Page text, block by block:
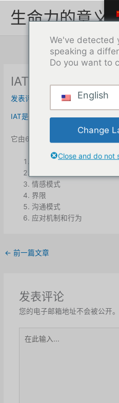
生命力的意义
IAT的6个组成部分
发表评论 / 作者： 最大
IAT是泰斯-吉布森/PDS的综合依
它由6个部分组成。
核心创伤和信仰模式
情感模式
界限
沟通模式
应对机制和行为
← 前一篇文章
发表评论
您的电子邮箱地址不会被公开。
We've detected
speaking a
Do you want to
English
Change
Close and do not